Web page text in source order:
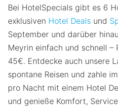
Bei HotelSpecials gibt es 6
exklusiven Hotel Deals und
September und darüber
Meyrin einfach und schnell –
45€. Entdecke auch unsere
spontane Reisen und zahle
pro Nacht mit einem Hotel
und genieße Komfort,